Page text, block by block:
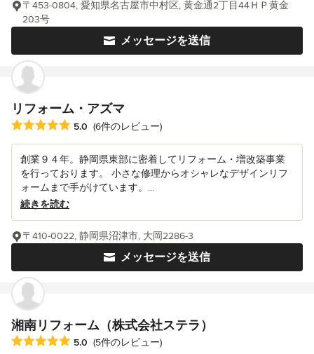
メッセージを送信
〒453-0804, 愛知県名古屋市中村区, 黄金通2丁目44ＨＰ黄金
203号
リフォーム・アズマ
平均評価：5つ星中 星5
5.0 (6件のレビュー)
創業９４年。静岡県東部に密着してリフォーム・増改築事業
を行っております。 小さな修理からオシャレなデザインリフ
ォームまで手がけています。...
続きを読む
メッセージを送信
〒410-0022, 静岡県沼津市, 大岡2286-3
湘南リフォーム（株式会社ステラ）
平均評価：5つ星中 星5
5.0 (5件のレビュー)